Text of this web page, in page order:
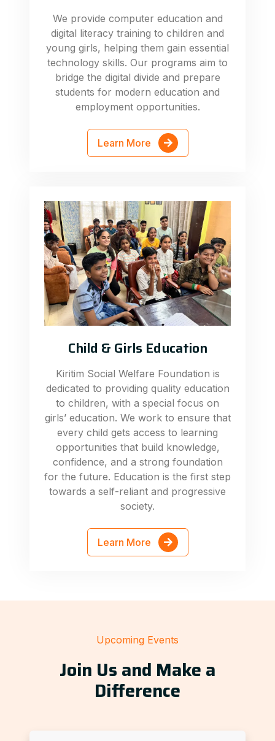
We provide computer education and
digital literacy training to children and
young girls, helping them gain essential
technology skills. Our programs aim to
bridge the digital divide and prepare
students for modern education and
employment opportunities.
Learn More
Child & Girls Education
Kiritim Social Welfare Foundation is
dedicated to providing quality education
to children, with a special focus on
girls’ education. We work to ensure that
every child gets access to learning
opportunities that build knowledge,
confidence, and a strong foundation
for the future. Education is the first step
towards a self-reliant and progressive
society.
Learn More
Upcoming Events
Join Us and Make a
Difference